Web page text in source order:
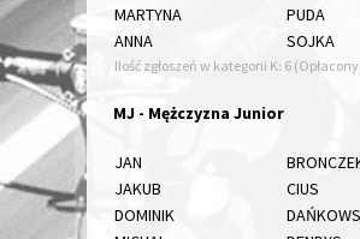
MARTYNA
PUDA
ANNA
SOJKA
Ilość zgłoszeń w kategorii K: 6
MJ - Mężczyzna Junior
JAN
JAKUB
CIUS
DOMINIK